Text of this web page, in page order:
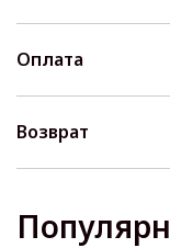
Оплата
Возврат